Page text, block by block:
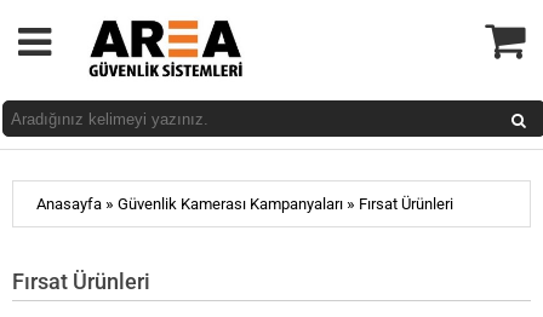
Anasayfa » Güvenlik Kamerası Kampanyaları » Fırsat Ürünleri
Fırsat Ürünleri